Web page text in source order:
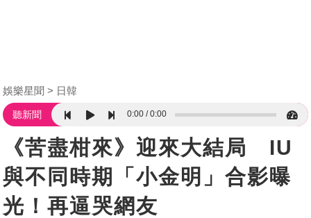
娛樂星聞 日韓
聽新聞 0:00 0:00
《苦盡柑來》迎來大結局 IU
與不同時期「小金明」合影曝
光！再逼哭網友